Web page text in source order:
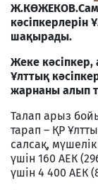
Ж.КӨЖЕКОВ.
кәсіпкерлерін
шақырады.
Жеке кәсіпкер,
Ұлттық
жарнаны алып
Талап арыз
тарап – ҚР
салсақ,
үшін 160 АЕК
үшін 4 400 АЕК